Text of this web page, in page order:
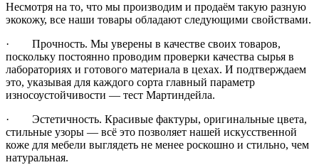
Несмотря на то, что мы производим и продаём такую разную
экокожу, все наши товары обладают следующими свойствами.
· Прочность. Мы уверены в качестве своих товаров,
поскольку постоянно проводим проверки качества сырья в
лабораториях и готового материала в цехах. И подтверждаем
это, указывая для каждого сорта главный параметр
износоустойчивости — тест Мартиндейла.
· Эстетичность. Красивые фактуры, оригинальные цвета,
стильные узоры — всё это позволяет нашей искусственной
коже для мебели выглядеть не менее роскошно и стильно, чем
натуральная.